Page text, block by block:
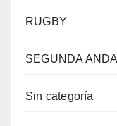
RUGBY
SEGUNDA
Sin categoría